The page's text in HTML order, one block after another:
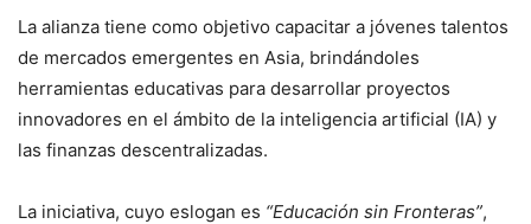
La alianza tiene como objetivo capacitar a jóvenes talentos
de mercados emergentes en Asia, brindándoles
herramientas educativas para desarrollar proyectos
innovadores en el ámbito de la inteligencia artificial (IA) y
las finanzas descentralizadas.
La iniciativa, cuyo eslogan es “Educación sin Fronteras”,